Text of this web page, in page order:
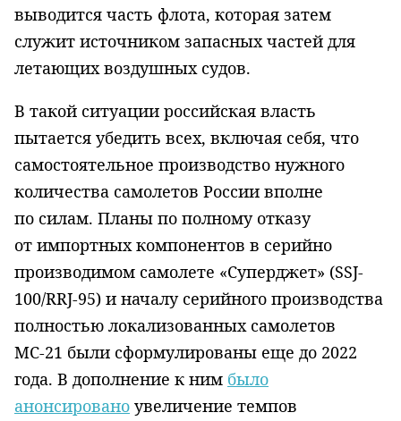
выводится часть флота, которая затем
служит источником запасных частей для
летающих воздушных судов.
В такой ситуации российская власть
пытается убедить всех, включая себя, что
самостоятельное производство нужного
количества самолетов России вполне
по силам. Планы по полному отказу
от импортных компонентов в серийно
производимом самолете «Суперджет» (SSJ-
100/RRJ-95) и началу серийного производства
полностью локализованных самолетов
МС-21 были сформулированы еще до 2022
года. В дополнение к ним было
анонсировано увеличение темпов